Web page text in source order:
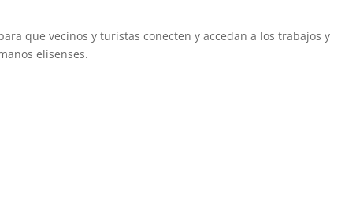
que vecinos y turistas conecten y accedan a los trabajos y
elisenses.